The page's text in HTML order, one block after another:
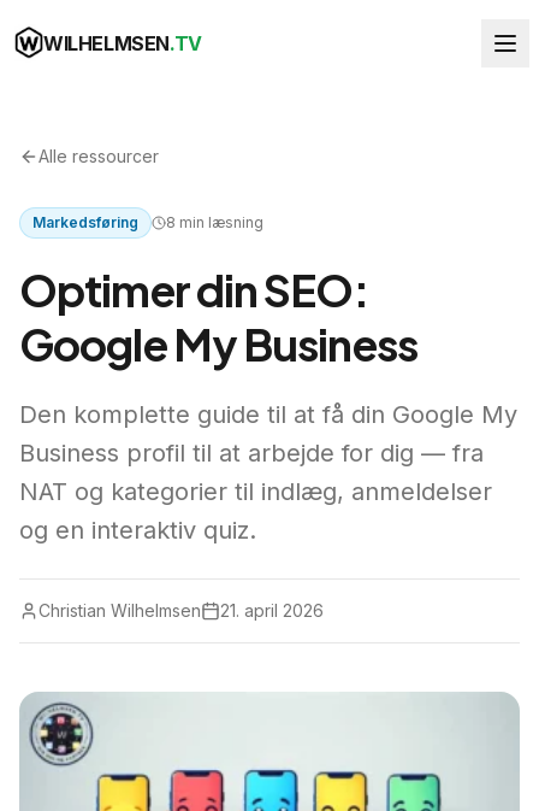
WILHELMSEN.TV
Alle ressourcer
Markedsføring 8 min læsning
Optimer din SEO:
Google My Business
Den komplette guide til at få din Google My
Business profil til at arbejde for dig — fra
NAT og kategorier til indlæg, anmeldelser
og en interaktiv quiz.
Christian Wilhelmsen 21. april 2026